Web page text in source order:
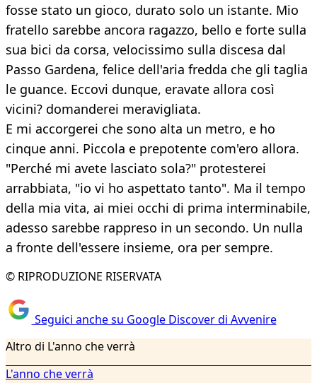
fosse stato un gioco, durato solo un istante. Mio
fratello sarebbe ancora ragazzo, bello e forte sulla
sua bici da corsa, velocissimo sulla discesa dal
Passo Gardena, felice dell'aria fredda che gli taglia
le guance. Eccovi dunque, eravate allora così
vicini? domanderei meravigliata.
E mi accorgerei che sono alta un metro, e ho
cinque anni. Piccola e prepotente com'ero allora.
"Perché mi avete lasciato sola?" protesterei
arrabbiata, "io vi ho aspettato tanto". Ma il tempo
della mia vita, ai miei occhi di prima interminabile,
adesso sarebbe rappreso in un secondo. Un nulla
a fronte dell'essere insieme, ora per sempre.
© RIPRODUZIONE RISERVATA
Seguici anche su Google Discover di Avvenire
Altro di L'anno che verrà
L'anno che verrà